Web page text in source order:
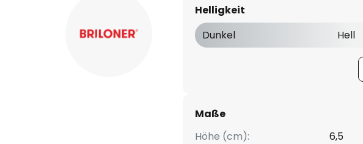
Helligkeit
Dunkel
Hell
Maße
Höhe (cm):
6,5